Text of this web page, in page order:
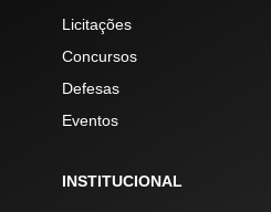
Licitações
Concursos
Defesas
Eventos
INSTITUCIONAL